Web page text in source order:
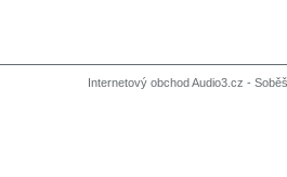
Internetový obchod Audio3.cz -